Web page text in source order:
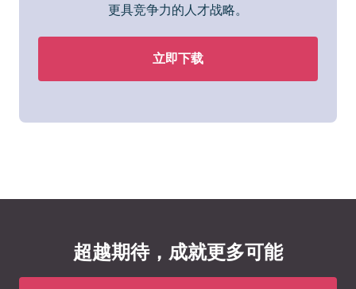
更具竞争力的人才战略。
立即下载
超越期待，成就更多可能